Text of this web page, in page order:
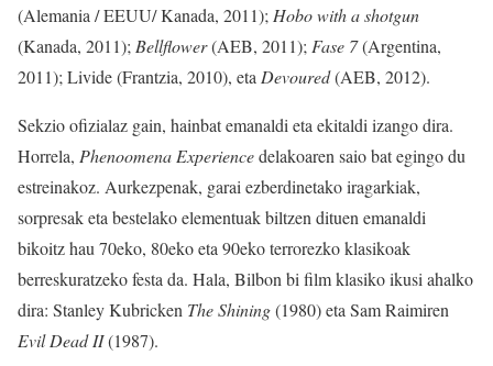
(Alemania / EEUU/ Kanada, 2011); Hobo with a shotgun
(Kanada, 2011); Bellflower(AEB, 2011); Fase 7(Argentina,
2011); Livide (Frantzia, 2010), eta Devoured(AEB, 2012).
Sekzio ofizialaz gain, hainbat emanaldi eta ekitaldi izango dira.
Horrela, Phenoomena Experiencedelakoaren saio bat egingo du
estreinakoz. Aurkezpenak, garai ezberdinetako iragarkiak,
sorpresak eta bestelako elementuak biltzen dituen emanaldi
bikoitz hau 70eko, 80eko eta 90eko terrorezko klasikoak
berreskuratzeko festa da. Hala, Bilbon bi film klasiko ikusi ahalko
dira: Stanley Kubricken The Shining(1980) eta Sam Raimiren
Evil Dead II(1987).